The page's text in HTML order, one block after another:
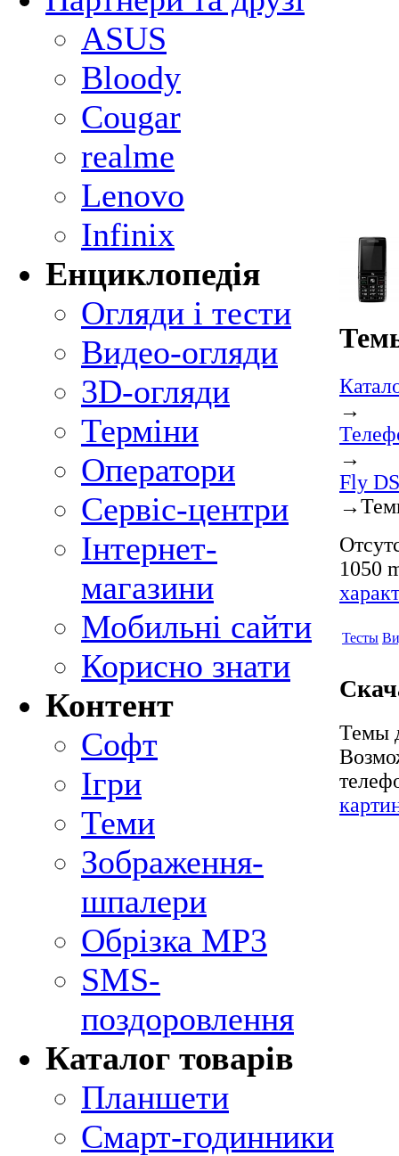
ASUS
Bloody
Cougar
realme
Lenovo
Infinix
Енциклопедія
Огляди і тести
Видео-огляди
3D-огляди
Терміни
Оператори
Сервіс-центри
Інтернет-
магазини
Мобильні сайти
Корисно знати
Контент
Софт
Ігри
Теми
Зображення-
шпалери
Обрізка MP3
SMS-
поздоровлення
Каталог товарів
Планшети
Смарт-годинники
→
→
Fly
→
1050
Тесты
Темы